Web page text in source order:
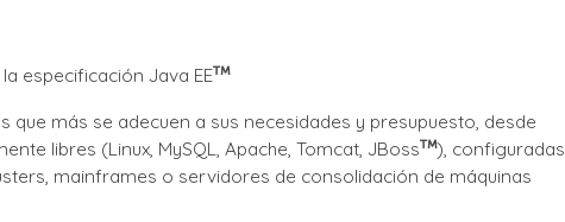
especificación Java EE
más se adecuen a sus necesidades y presupuesto, desde
libres (Linux, MySQL, Apache, Tomcat, JBoss
), configuradas
mainframes o servidores de consolidación de máquinas